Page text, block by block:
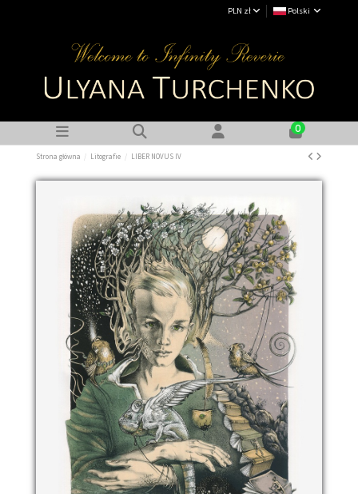
PLN zł Polski
0
Strona główna Litografie LIBER NOVUS IV